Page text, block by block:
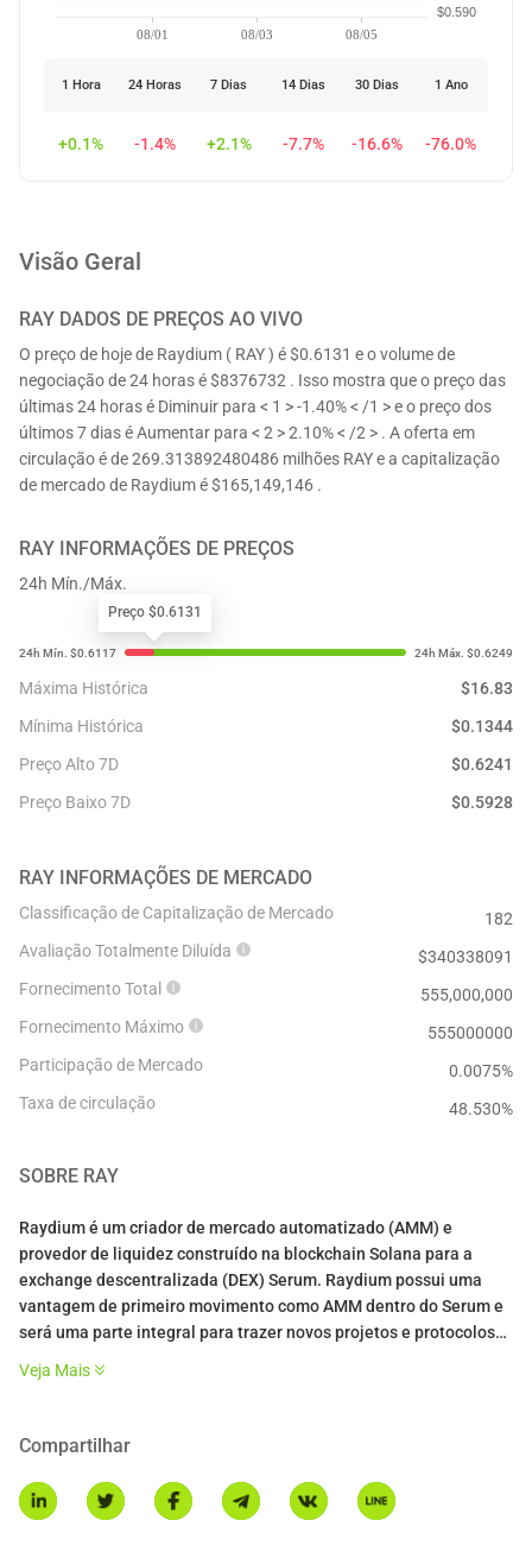
08/01 08/03 08/05
$0.590
1 Hora 24 Horas 7 Dias 14 Dias 30 Dias 1 Ano
+0.1% -1.4% +2.1% -7.7% -16.6% -76.0%
Visão Geral
RAY DADOS DE PREÇOS AO VIVO
O preço de hoje de Raydium ( RAY ) é $0.6131 e o volume de
negociação de 24 horas é $8376732 . Isso mostra que o preço das
últimas 24 horas é Diminuir para < 1 > -1.40% < /1 > e o preço dos
últimos 7 dias é Aumentar para < 2 > 2.10% < /2 > . A oferta em
circulação é de 269.313892480486 milhões RAY e a capitalização
de mercado de Raydium é $165,149,146 .
RAY INFORMAÇÕES DE PREÇOS
24h Mín./Máx.
Preço $0.6131
Máxima Histórica $16.83
Mínima Histórica
$0.1344
Preço Alto 7D
$0.6241
Preço Baixo 7D
$0.5928
RAY INFORMAÇÕES DE MERCADO
Classificação de Capitalização de Mercado
182
Avaliação Totalmente Diluída
$340338091
Fornecimento Total
555,000,000
Fornecimento Máximo
555000000
Participação de Mercado
0.0075%
Taxa de circulação
48.530%
SOBRE RAY
Raydium é um criador de mercado automatizado (AMM) e
provedor de liquidez construído na blockchain Solana para a
exchange descentralizada (DEX) Serum. Raydium possui uma
vantagem de primeiro movimento como AMM dentro do Serum e
será uma parte integral para trazer novos projetos e protocolos
projetos que buscam expandir para Solana e Serum, e, nesse
possibilitar o desenvolvimento adicional com parceiros, sua
Ao contrário de outros AMMs, Raydium fornece liquidez on-chain
Veja Mais
Compartilhar